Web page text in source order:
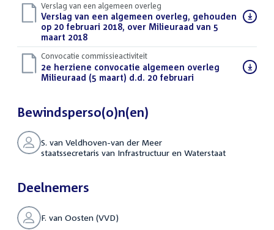
Verslag van een algemeen overleg
Download
bestand:
Verslag van een algemeen overleg, gehouden
op 20 februari 2018, over Milieuraad van 5
maart 2018(PDF)
Convocatie commissieactiviteit
Download
bestand:
2e herziene convocatie algemeen overleg
Milieuraad (5 maart) d.d. 20 februari
Bewindsperso(o)n(en)
S. van Veldhoven-van der Meer
staatssecretaris van Infrastructuur en Waterstaat
Deelnemers
F. van Oosten (VVD)